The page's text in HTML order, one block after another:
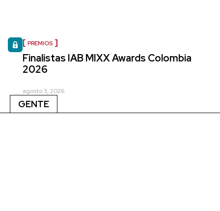
PREMIOS
Finalistas IAB MIXX Awards Colombia
2026
agosto 3, 2026
GENTE